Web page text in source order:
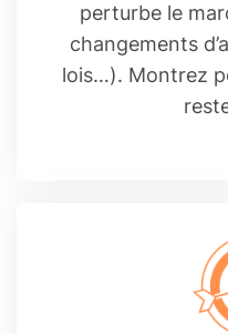
perturbe le
changements
lois…). Montrez